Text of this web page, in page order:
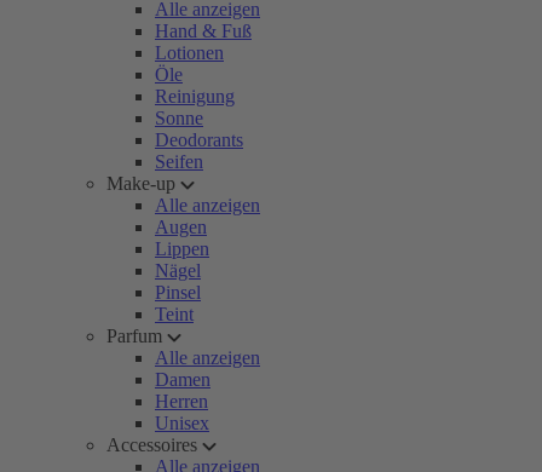
Alle anzeigen
Hand & Fuß
Lotionen
Öle
Reinigung
Sonne
Deodorants
Seifen
Make-up
Alle anzeigen
Augen
Lippen
Nägel
Pinsel
Teint
Parfum
Alle anzeigen
Damen
Herren
Unisex
Accessoires
Alle anzeigen